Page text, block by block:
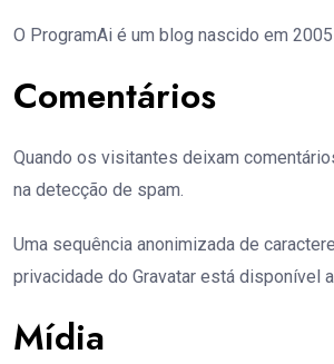
O ProgramAi é um blog nascido em
Comentários
Quando os visitantes deixam
na detecção de spam.
Uma sequência anonimizada de
privacidade do Gravatar está disponível
Mídia